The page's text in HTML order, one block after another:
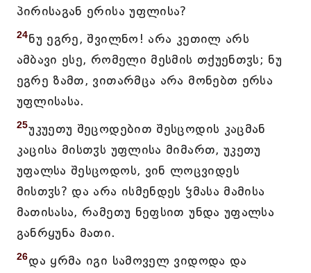
პირისაგან ერისა უფლისა?
24ნუ ეგრე, შვილნო! არა კეთილ არს
ამბავი ესე, რომელი მესმის თქუენთჳს; ნუ
ეგრე ზამთ, ვითარმცა არა მონებთ ერსა
უფლისასა.
25უკუეთუ შეცოდებით შესცოდის კაცმან
კაცისა მისთჳს უფლისა მიმართ, უკეთუ
უფალსა შესცოდოს, ვინ ლოცვიდეს
მისთჳს? და არა ისმენდეს ჴმასა მამისა
მათისასა, რამეთუ ნეფსით უნდა უფალსა
განრყუნა მათი.
26და ყრმა იგი სამოველ ვიდოდა და